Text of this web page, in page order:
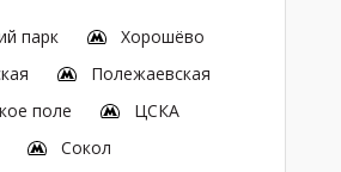
парк
Хорошёво
Полежаевская
поле
ЦСКА
Сокол